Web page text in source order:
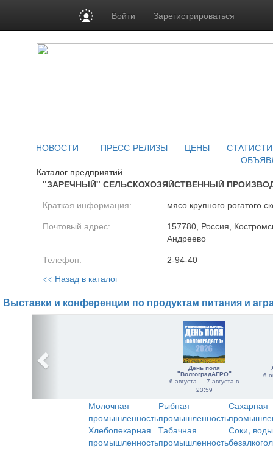
Войти Зарегистрироваться
НОВОСТИ ПРЕСС-РЕЛИЗЫ ЦЕНЫ
Каталог предприятий
"ЗАРЕЧНЫЙ" СЕЛЬСКОХОЗЯЙСТВЕННЫЙ
Краткая информация: мясо крупного рогатого
Почтовый адрес:
157780, Россия,
Андреево
Телефон: 2-94-40
<< Назад в каталог
Выставки и конференции по продуктам питания и
День поля
"ВолгоградАГРО"
6 августа — 7 августа в
23:59
6
Молочная
промышленность
Рыбная
промышленность
Сахарная
Хлебопекарная
промышленность
Табачная
промышленность
Соки,